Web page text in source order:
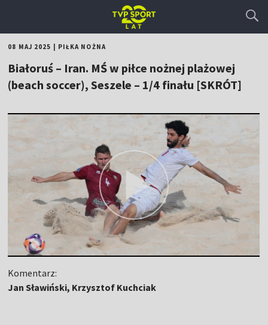
08 MAJ 2025 PIŁKA NOŻNA
Białoruś – Iran. MŚ w piłce nożnej plażowej
(beach soccer), Seszele – 1/4 finału [SKRÓT]
Komentarz:
Jan Sławiński, Krzysztof Kuchciak